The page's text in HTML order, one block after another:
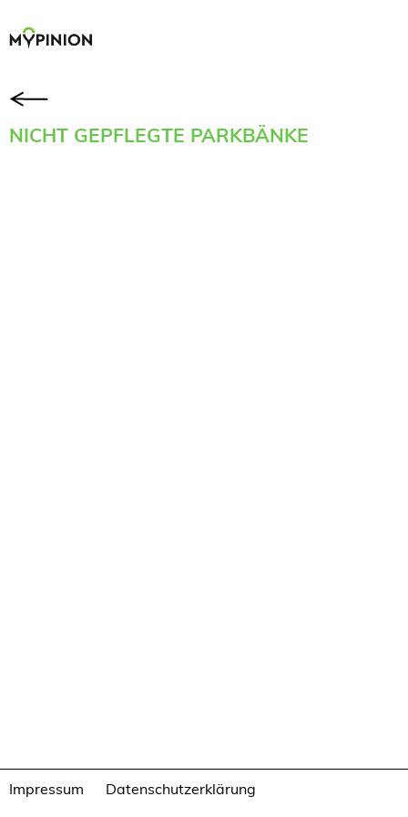
NICHT GEPFLEGTE PARKBÄNKE
Impressum Datenschutzerklärung